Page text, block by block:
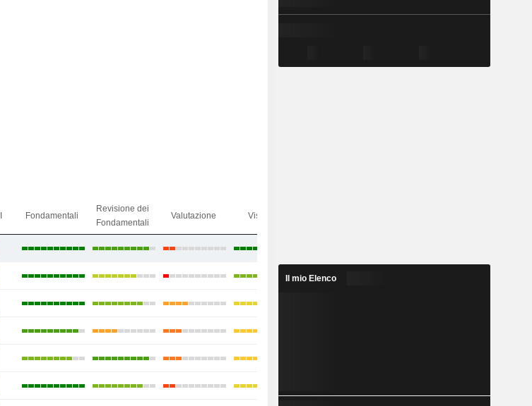
Fondamentali
Revisione dei
Fondamentali
Valutazione Visibilità
Il mio Elenco